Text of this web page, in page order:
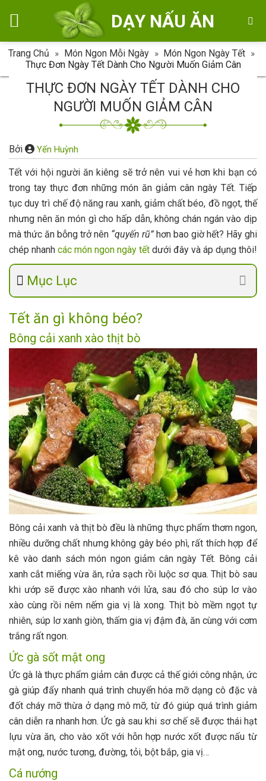
DẠY NẤU ĂN
Trang Chủ » Món Ngon Mỗi Ngày » Món Ngon Ngày Tết »
Thực Đơn Ngày Tết Dành Cho Người Muốn Giảm Cân
THỰC ĐƠN NGÀY TẾT DÀNH CHO
NGƯỜI MUỐN GIẢM CÂN
Bởi Yến Huỳnh
Tết với hội người ăn kiêng sẽ trở nên vui vẻ hơn khi bạn có
trong tay thực đơn những món ăn giảm cân ngày Tết. Tiếp
tục duy trì chế độ năng rau xanh, giảm chất béo, đồ ngọt, thế
nhưng nên ăn món gì cho hấp dẫn, không chán ngán vào dịp
mà thức ăn bỗng trở nên “quyến rũ” hơn bao giờ hết? Hãy ghi
chép nhanh các món ngon ngày tết dưới đây và áp dụng thôi!
Mục Lục
Tết ăn gì không béo?
Bông cải xanh xào thịt bò
Bông cải xanh và thịt bò đều là những thực phẩm thơm ngon,
nhiều dưỡng chất nhưng không gây béo phì, rất thích hợp để
kê vào danh sách món ngon giảm cân ngày Tết. Bông cải
xanh cắt miếng vừa ăn, rửa sạch rồi luộc sơ qua. Thịt bò sau
khi ướp sẽ được xào nhanh với lửa, sau đó cho súp lơ vào
xào cùng rồi nêm nếm gia vị là xong. Thịt bò mềm ngọt tự
nhiên, súp lơ xanh giòn, thấm gia vị đậm đà, ăn cùng với cơm
trắng rất ngon.
Ức gà sốt mật ong
Ức gà là thực phẩm giảm cân được cả thế giới công nhận, ức
gà giúp đẩy nhanh quá trình chuyển hóa mỡ dạng cô đặc và
đốt cháy mỡ thừa ở dạng mô mỡ, từ đó giúp quá trình giảm
cân diễn ra nhanh hơn. Ức gà sau khi sơ chế sẽ được thái hạt
lựu vừa ăn, cho vào xốt với hỗn hợp nước xốt được nấu từ
mật ong, nước tương, đường, tỏi, bột bắp, gia vị…
Cá nướng